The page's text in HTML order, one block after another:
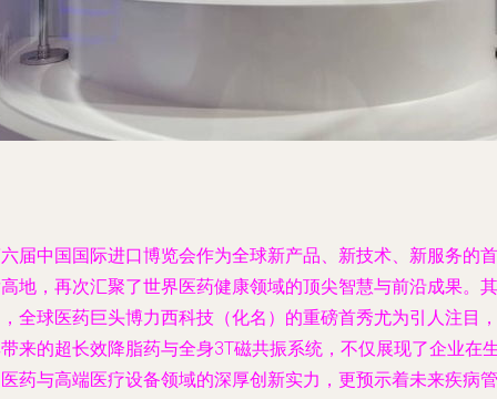
届中国国际进口博览会作为全球新产品、新技术、新服务的首
地，再次汇聚了世界医药健康领域的顶尖智慧与前沿成果。其
全球医药巨头博力西科技（化名）的重磅首秀尤为引人注目，
来的超长效降脂药与全身3T磁共振系统，不仅展现了企业在
药与高端医疗设备领域的深厚创新实力，更预示着未来疾病管